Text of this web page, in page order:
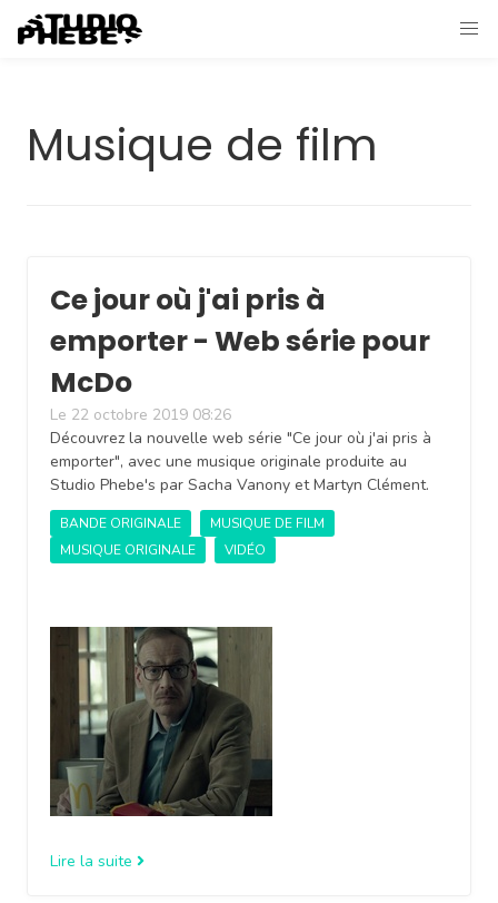
Musique de film
Ce jour où j'ai pris à
emporter - Web série pour
McDo
Le 22 octobre 2019 08:26
Découvrez la nouvelle web série "Ce jour où j'ai pris à
emporter", avec une musique originale produite au
Studio Phebe's par Sacha Vanony et Martyn Clément.
BANDE ORIGINALE
MUSIQUE DE FILM
MUSIQUE ORIGINALE
VIDÉO
Lire la suite